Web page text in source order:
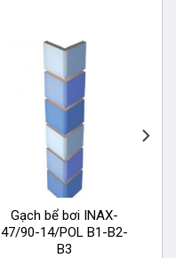
Gạch bể bơi INAX-
47/90-14/POL B1-B2-
B3